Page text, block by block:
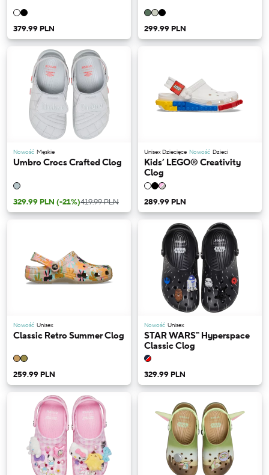
379.99 PLN 299.99 PLN
Nowość Męskie
Umbro Crocs Crafted Clog
329.99 PLN (-21%)419.99 PLN
Unisex Dziecięce Nowość Dzieci
Kids’ LEGO® Creativity
Clog
289.99 PLN
Nowość Unisex
Classic Retro Summer Clog
259.99 PLN
Nowość Unisex
STAR WARS™ Hyperspace
Classic Clog
329.99 PLN